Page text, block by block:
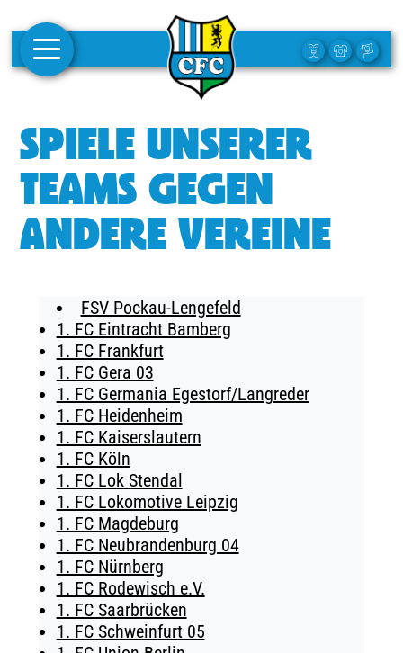
1. MANNSCHAFT
FRAUEN
CAMPUS
CLUBMITGLIEDSCHAFT
BUSINESS
SÜDKURVE
TICKETING
SPIELE UNSERER
TEAMS GEGEN
ANDERE VEREINE
FSV Pockau-Lengefeld
1. FC Eintracht Bamberg
1. FC Frankfurt
1. FC Gera 03
1. FC Germania Egestorf/Langreder
1. FC Heidenheim
1. FC Kaiserslautern
1. FC Köln
1. FC Lok Stendal
1. FC Lokomotive Leipzig
1. FC Magdeburg
1. FC Neubrandenburg 04
1. FC Nürnberg
1. FC Rodewisch e.V.
1. FC Saarbrücken
1. FC Schweinfurt 05